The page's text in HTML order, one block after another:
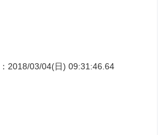
：2018/03/04(日) 09:31:46.64